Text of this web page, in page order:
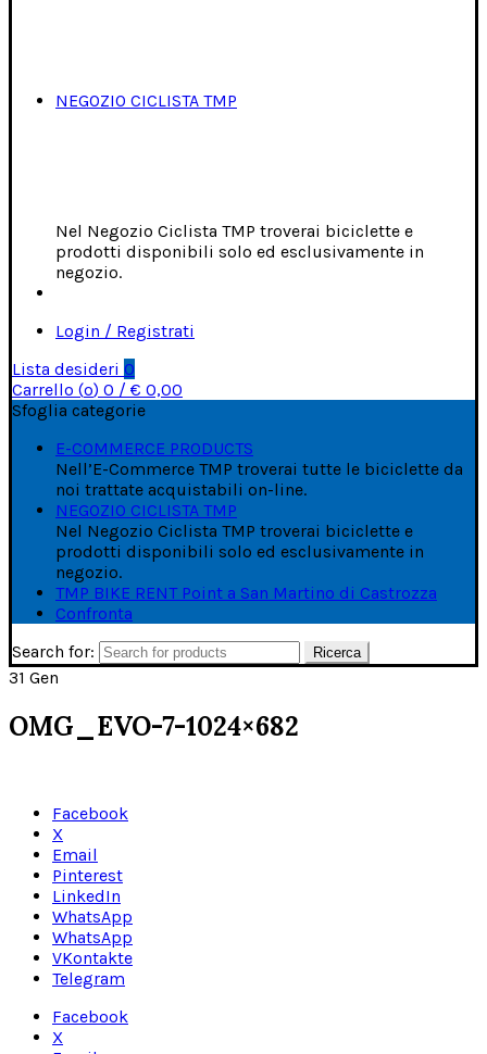
NEGOZIO CICLISTA TMP
Nel Negozio Ciclista TMP troverai biciclette e
prodotti disponibili solo ed esclusivamente in
negozio.
Login / Registrati
Lista desideri 0
Carrello (o) 0 / € 0,00
Sfoglia categorie
E-COMMERCE PRODUCTS
Nell’E-Commerce TMP troverai tutte le biciclette da
noi trattate acquistabili on-line.
NEGOZIO CICLISTA TMP
Nel Negozio Ciclista TMP troverai biciclette e
prodotti disponibili solo ed esclusivamente in
negozio.
TMP BIKE RENT Point a San Martino di Castrozza
Confronta
Search for:
Ricerca
31 Gen
OMG_EVO-7-1024×682
Facebook
X
Email
Pinterest
LinkedIn
WhatsApp
WhatsApp
VKontakte
Telegram
Facebook
X